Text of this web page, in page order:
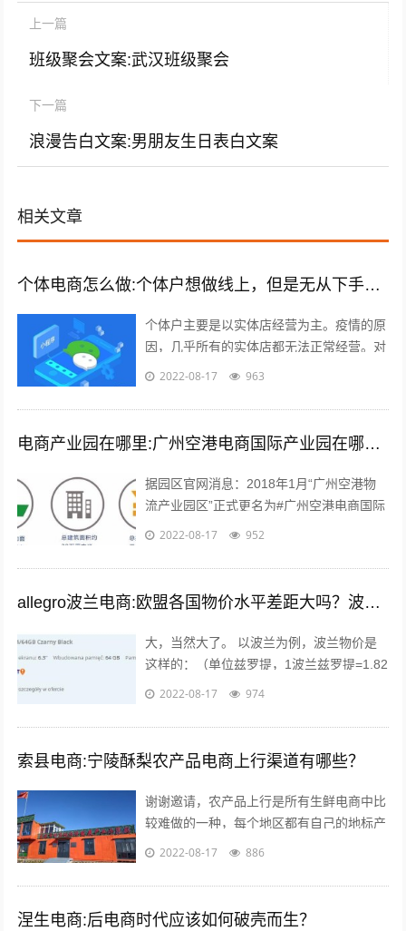
上一篇
班级聚会文案:武汉班级聚会
下一篇
浪漫告白文案:男朋友生日表白文案
相关文章
个体电商怎么做:个体户想做线上，但是无从下手，有什么建议吗？
个体户主要是以实体店经营为主。疫情的原
因，几乎所有的实体店都无法正常经营。对
于实体店来说，关门就意味着没有任何收入
2022-08-17 963
电商产业园在哪里:广州空港电商国际产业园在哪里？主要是做什么的？
据园区官网消息：2018年1月“广州空港物
流产业园区”正式更名为#广州空港电商国际
产业园#。园区名称变更通知 位于广州空港
2022-08-17 952
allegro波兰电商:欧盟各国物价水平差距大吗？波兰的物价水平又如何呢？
大，当然大了。 以波兰为例，波兰物价是
这样的：（单位兹罗提，1波兰兹罗提=1.82
人民币），本物价是按照波兰平均物价计算
2022-08-17 974
索县电商:宁陵酥梨农产品电商上行渠道有哪些？
谢谢邀请，农产品上行是所有生鲜电商中比
较难做的一种，每个地区都有自己的地标产
品，根据产品的特点，进行品牌建设，营
和...
2022-08-17 886
涅生电商:后电商时代应该如何破壳而生？